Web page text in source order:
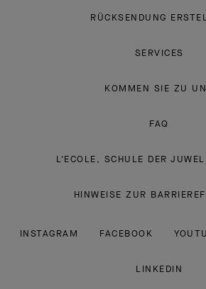
RÜCKSENDUNG
SERVICES
KOMMEN SIE ZU
FAQ
L'ECOLE, SCHULE DER
HINWEISE ZUR
INSTAGRAM FACEBOOK
LINKEDIN